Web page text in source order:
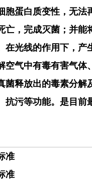
胞蛋白质变性，无法
亡，完成灭菌；并能
在光线的作用下，产
空气中有毒有害气体
菌释放出的毒素分解
抗污等功能。是目前
准
准